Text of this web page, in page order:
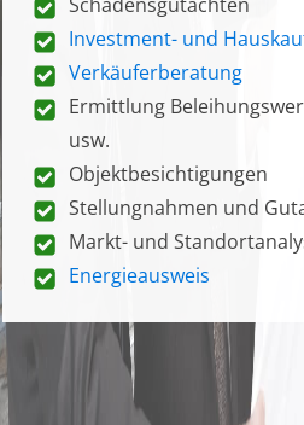
Investment- und
Verkäuferberatung
Ermittlung
usw.
Objektbesichtigungen
Stellungnahmen und
Markt- und
Energieausweis